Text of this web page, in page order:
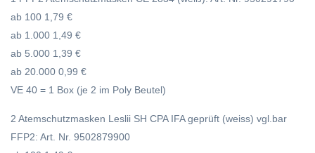
ab 100 1,79 €
ab 1.000 1,49 €
ab 5.000 1,39 €
ab 20.000 0,99 €
VE 40 = 1 Box (je 2 im Poly Beutel)
2 Atemschutzmasken Leslii SH CPA IFA geprüft (weiss) vgl.bar
FFP2: Art. Nr. 9502879900